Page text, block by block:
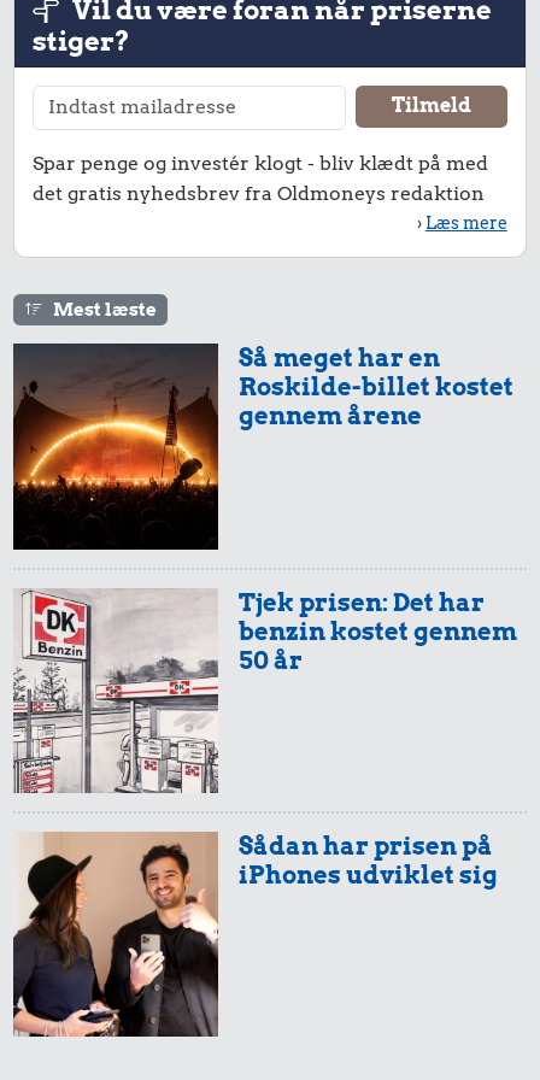
14 kr.
1 liter mælk 10 karklude Sodavand
59 kr. 30 kr. 103.446 kr.
Rolex-ur
29 kr.
6 æg
Flybillet,
København-
Mallorca
28 kr.
Hotdog
6,90 kr.
Lufthavnen
49 kr.
Kylling
315 kr.
Bukser
Vil du være foran når priserne
stiger?
Spar penge og investér klogt - bliv klædt på med
det gratis nyhedsbrev fra Oldmoneys redaktion
› Læs mere
Mest læste
Så meget har en
Roskilde-billet kostet
gennem årene
Tjek prisen: Det har
benzin kostet gennem
50 år
Sådan har prisen på
iPhones udviklet sig